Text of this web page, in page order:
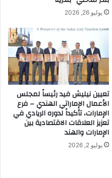
يوليو 26, 2026
تعيين نيليش فيد رئيساً لمجلس
الأعمال الإماراتي الهندي – فرع
الإمارات، تأكيداً لدوره الريادي في
تعزيز العلاقات الاقتصادية بين
الإمارات والهند
يوليو 2, 2026